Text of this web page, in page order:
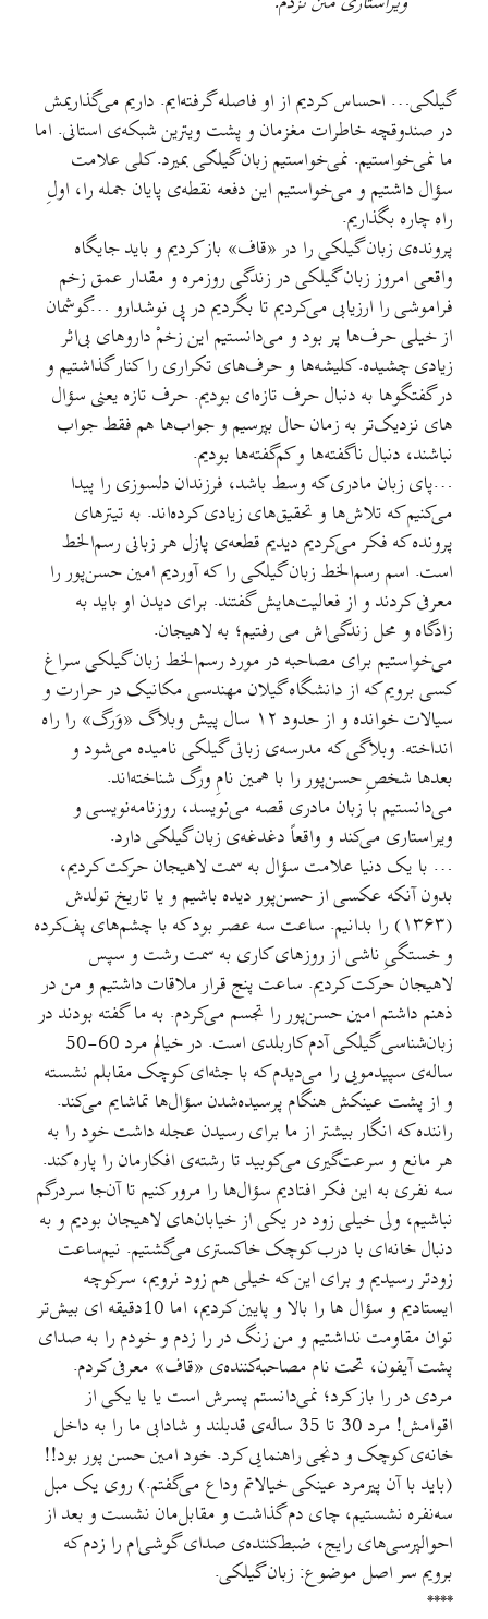
گیلکی… احساس کردیم از او فاصله گرفته‌ایم. داریم می‌گذاریمش
در صندوقچه خاطرات مغزمان و پشت ویترین شبکه‌ی استانی. اما
ما نمی‌خواستیم. نمی‌خواستیم زبان گیلکی بمیرد. کلی علامت
سؤال داشتیم و می‌خواستیم این دفعه نقطه‌ی پایان جمله را، اولِ
راه چاره بگذاریم.
پرونده‌ی زبان گیلکی را در «قاف» باز کردیم و باید جایگاه
واقعی امروز زبان گیلکی در زندگی روزمره و مقدار عمق زخم
فراموشی را ارزیابی می‌کردیم تا بگردیم در پی نوشدارو …گوشمان
از خیلی حرف‌ها پر بود و می‌دانستیم این زخمْ داروهای بی‌اثر
زیادی چشیده. کلیشه‌ها و حرف‌های تکراری را کنار گذاشتیم و
در گفتگوها به دنبال حرف تازه‌ای بودیم. حرف تازه یعنی سؤال
های نزدیک‌تر به زمان حال بپرسیم و جواب‌ها هم فقط جواب
نباشند، دنبال ناگفته‌ها و کم‌گفته‌ها بودیم.
…پای زبان مادری که وسط باشد، فرزندان دلسوزی را پیدا
می‌کنیم که تلاش‌ها و تحقیق‌های زیادی کرده‌اند. به تیترهای
پرونده که فکر می‌کردیم دیدیم قطعه‌ی پازل هر زبانی رسم‌الخط
است. اسم رسم‌الخط زبان گیلکی را که آوردیم امین حسن‌پور را
معرفی کردند و از فعالیت‌هایش گفتند. برای دیدن او باید به
زادگاه و محل زندگی‌اش می رفتیم؛ به لاهیجان.
می‌خواستیم برای مصاحبه در مورد رسم‌الخط زبان گیلکی سراغ
کسی برویم که از دانشگاه گیلان مهندسی مکانیک در حرارت و
سیالات خوانده و از حدود ١٢ سال پیش وبلاگ «وَرگ» را راه
انداخته. وبلاگی که مدرسه‌ی زبانی گیلکی نامیده می‌شود و
بعدها شخصِ حسن‌پور را با همین نامِ ورگ شناخته‌اند.
می‌دانستیم با زبان مادری قصه می‌نویسد، روزنامه‌نویسی و
ویراستاری می‌کند و واقعاً دغدغه‌ی زبان گیلکی دارد.
… با یک دنیا علامت سؤال به سمت لاهیجان حرکت کردیم،
بدون آنکه عکسی از حسن‌پور دیده باشیم و یا تاریخ تولدش
(١٣۶٣) را بدانیم. ساعت سه عصر بود که با چشم‌های پف‌کرده
و خستگیِ ناشی از روزهای کاری به سمت رشت و سپس
لاهیجان حرکت کردیم. ساعت پنج قرار ملاقات داشتیم و من در
ذهنم داشتم امین حسن‌پور را تجسم می‌کردم. به ما گفته بودند در
زبان‌شناسی گیلکی آدم کاربلدی است. در خیالم مرد 60-50
ساله‌ی سپیدمویی را می‌دیدم که با جثه‌ای کوچک مقابلم نشسته
و از پشت عینکش هنگام پرسیده‌شدن سؤال‌ها تماشایم می‌کند.
راننده که انگار بیشتر از ما برای رسیدن عجله داشت خود را به
هر مانع و سرعت‌گیری می‌کوبید تا رشته‌ی افکارمان را پاره کند.
سه نفری به این فکر افتادیم سؤال‌ها را مرور کنیم تا آن‌جا سردرگم
نباشیم، ولی خیلی زود در یکی از خیابان‌های لاهیجان بودیم و به
دنبال خانه‌ای با درب کوچک خاکستری می‌گشتیم. نیم‌ساعت
زودتر رسیدیم و برای این که خیلی هم زود نرویم، سرکوچه
ایستادیم و سؤال ها را بالا و پایین کردیم، اما 10دقیقه ای بیش‌تر
توان مقاومت نداشتیم و من زنگ در را زدم و خودم را به صدای
پشت آیفون، تحت نام مصاحبه‌کننده‌ی «قاف» معرفی کردم.
مردی در را باز کرد؛ نمی‌دانستم پسرش است یا یا یکی از
اقوامش! مرد 30 تا 35 ساله‌ی قد‌بلند و شادابی ما را به داخل
خانه‌ی کوچک و دنجی راهنمایی کرد. خود امین حسن پور بود!!
(باید با آن پیرمرد عینکی خیالاتم وداع می‌گفتم.) روی یک مبل
سه‌نفره نشستیم، چای دم گذاشت و مقابل‌مان نشست و بعد از
احوالپرسی‌های رایج، ضبط‌کننده‌ی صدای گوشی‌ام را زدم که
برویم سر اصل موضوع: زبان گیلکی.
****